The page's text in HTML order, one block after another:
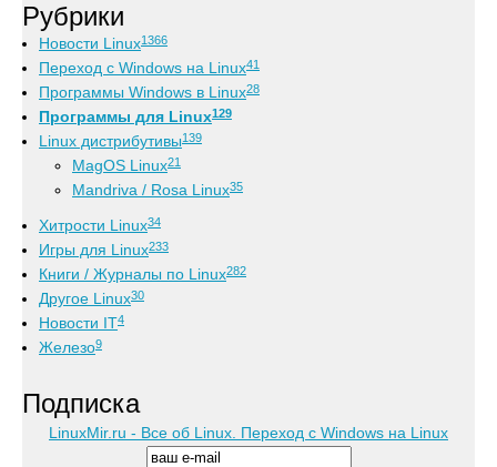
Рубрики
Новости Linux1366
Переход с Windows на Linux41
Программы Windows в Linux28
Программы для Linux129
Linux дистрибутивы139
MagOS Linux21
Mandriva / Rosa Linux35
Хитрости Linux34
Игры для Linux233
Книги / Журналы по Linux282
Другое Linux30
Новости IT4
Железо9
Подписка
LinuxMir.ru - Все об Linux. Переход с Windows на Linux